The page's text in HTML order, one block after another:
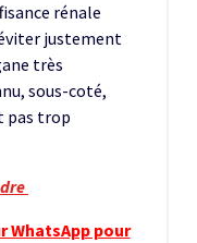
rénale
justement
très
sous-coté,
pas trop
WhatsApp pour